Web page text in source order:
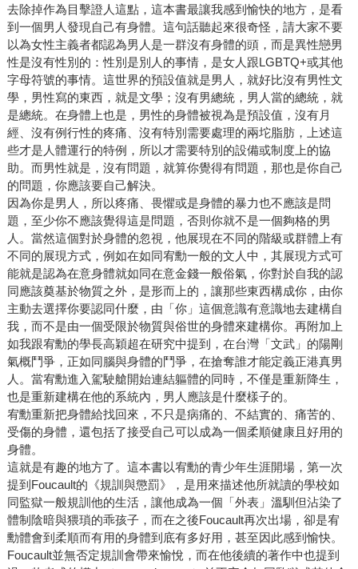
去除掉作為目擊證人這點，這本書最讓我感到愉快的地方，是看
到一個男人發現自己有身體。這句話聽起來很奇怪，請大家不要
以為女性主義者都認為男人是一群沒有身體的頭，而是異性戀男
性是沒有性別的：性別是別人的事情，是女人跟LGBTQ+或其他
字母符號的事情。這世界的預設值就是男人，就好比沒有男性文
學，男性寫的東西，就是文學；沒有男總統，男人當的總統，就
是總統。在身體上也是，男性的身體被視為是預設值，沒有月
經、沒有例行性的疼痛、沒有特別需要處理的兩坨脂肪，上述這
些才是人體運行的特例，所以才需要特別的設備或制度上的協
助。而男性就是，沒有問題，就算你覺得有問題，那也是你自己
的問題，你應該要自己解決。
因為你是男人，所以疼痛、畏懼或是身體的暴力也不應該是問
題，至少你不應該覺得這是問題，否則你就不是一個夠格的男
人。當然這個對於身體的忽視，他展現在不同的階級或群體上有
不同的展現方式，例如在如同宥勳一般的文人中，其展現方式可
能就是認為在意身體就如同在意金錢一般俗氣，你對於自我的認
同應該奠基於物質之外，是形而上的，讓那些東西構成你，由你
主動去選擇你要認同什麼，由「你」這個意識有意識地去建構自
我，而不是由一個受限於物質與俗世的身體來建構你。再附加上
如我跟宥勳的學長高穎超在研究中提到，在台灣「文武」的陽剛
氣概鬥爭，正如同腦與身體的鬥爭，在搶奪誰才能定義正港真男
人。當宥勳進入駕駛艙開始連結軀體的同時，不僅是重新降生，
也是重新建構在他的系統內，男人應該是什麼樣子的。
宥勳重新把身體給找回來，不只是病痛的、不結實的、痛苦的、
受傷的身體，還包括了接受自己可以成為一個柔順健康且好用的
身體。
這就是有趣的地方了。這本書以宥勳的青少年生涯開場，第一次
提到Foucault的《規訓與懲罰》，是用來描述他所就讀的學校如
同監獄一般規訓他的生活，讓他成為一個「外表」溫馴但沾染了
體制陰暗與猥瑣的乖孩子，而在之後Foucault再次出場，卻是宥
勳體會到柔順而有用的身體到底有多好用，甚至因此感到愉快。
Foucault並無否定規訓會帶來愉悅，而在他後續的著作中也提到